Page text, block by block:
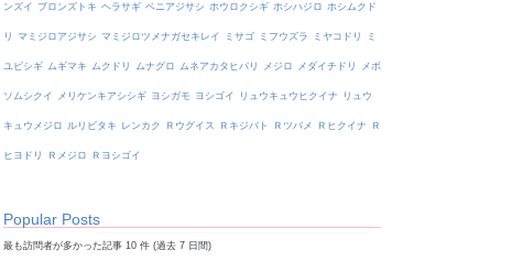
ンズイ ブロンズトキ ヘラサギ ベニアジサシ ホウロクシギ ホシハジロ ホシムクド
リ マミジロアジサシ マミジロツメナガセキレイ ミサゴ ミフウズラ ミヤコドリ ミ
ユビシギ ムギマキ ムクドリ ムナグロ ムネアカタヒバリ メジロ メダイチドリ メボ
ソムシクイ メリケンキアシシギ ヨシガモ ヨシゴイ リュウキュウヒクイナ リュウ
キュウメジロ ルリビタキ レンカク Ｒウグイス Ｒキジバト Ｒツバメ Ｒヒクイナ Ｒ
ヒヨドリ Ｒメジロ Ｒヨシゴイ
Popular Posts
最も訪問者が多かった記事 10 件 (過去 7 日間)